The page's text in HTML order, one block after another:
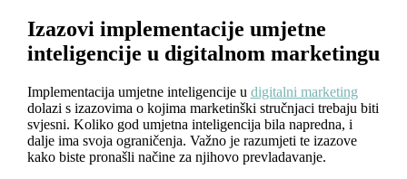
Izazovi implementacije umjetne
inteligencije u digitalnom marketingu
Implementacija umjetne inteligencije u digitalni marketing
dolazi s izazovima o kojima marketinški stručnjaci trebaju biti
svjesni. Koliko god umjetna inteligencija bila napredna, i
dalje ima svoja ograničenja. Važno je razumjeti te izazove
kako biste pronašli načine za njihovo prevladavanje.